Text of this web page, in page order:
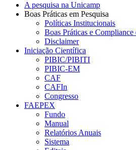
A pesquisa na Unicamp
Boas Práticas em Pesquisa
Políticas Institucionais
Boas Práticas e Compliance
Disclaimer
Iniciação Científica
PIBIC/PIBITI
PIBIC-EM
CAF
CAFIn
Congresso
FAEPEX
Fundo
Manual
Relatórios Anuais
Sistema